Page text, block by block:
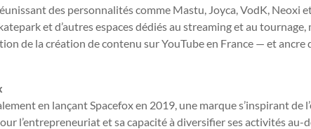
des personnalités comme Mastu, Joyca, VodK, Neoxi
et d’autres espaces dédiés au streaming et au
de la création de contenu sur YouTube en France — et
en lançant Spacefox en 2019, une marque s’inspirant de
l’entrepreneuriat et sa capacité à diversifier ses activités au-